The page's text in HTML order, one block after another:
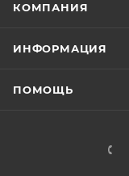
КОМПАНИЯ
ИНФОРМАЦИЯ
ПОМОЩЬ